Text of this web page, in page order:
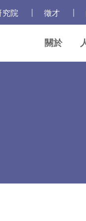
究院 徵才
關於